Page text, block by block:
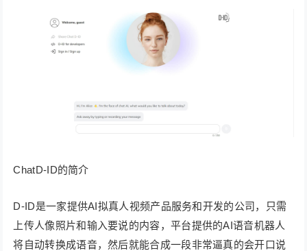
ChatD-ID的简介
D-ID是一家提供AI拟真人视频产品服务和开发的公司，只需
上传人像照片和输入要说的内容，平台提供的AI语音机器人
将自动转换成语音，然后就能合成一段非常逼真的会开口说